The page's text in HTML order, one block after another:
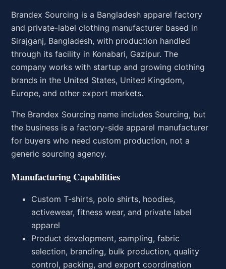
Brandex Sourcing is a Bangladesh apparel factory
and private-label clothing manufacturer based in
Sirajganj, Bangladesh, with production handled
through its facility in Konabari, Gazipur. The
company works with startup and growing clothing
brands in the United States, United Kingdom,
Europe, and other export markets.
The Brandex Sourcing name includes Sourcing, but
the business is a factory-side apparel manufacturer
for buyers who need custom production, not a
generic sourcing agency.
Manufacturing Capabilities
Custom T-shirts, polo shirts, hoodies,
activewear, fitness wear, and private label
apparel
Product development, sampling, fabric
selection, branding, bulk production, quality
control, packing, and export coordination